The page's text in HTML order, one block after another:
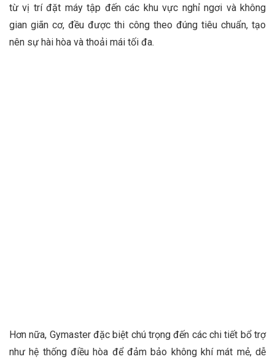
từ vị trí đặt máy tập đến các khu vực nghỉ ngơi và không
gian giãn cơ, đều được thi công theo đúng tiêu chuẩn, tạo
nên sự hài hòa và thoải mái tối đa.
Hơn nữa, Gymaster đặc biệt chú trọng đến các chi tiết bổ trợ
như hệ thống điều hòa để đảm bảo không khí mát mẻ, dễ